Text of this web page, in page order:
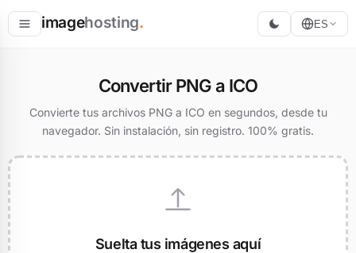
imagehosting.
Redimensionar
ES
Convertir PNG a ICO
Convierte tus archivos PNG a ICO en segundos, desde tu
navegador. Sin instalación, sin registro. 100% gratis.
Suelta tus imágenes aquí